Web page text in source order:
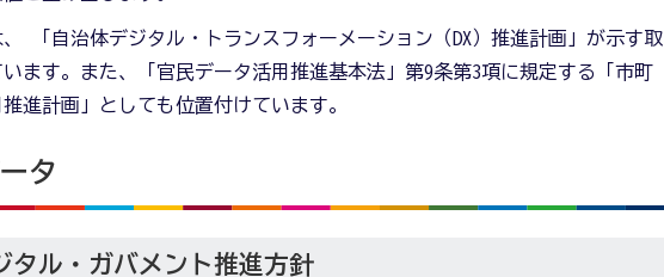
「自治体デジタル・トランスフォーメーション（DX）推進計画」が示す取
ます。また、「官民データ活用推進基本法」第9条第3項に規定する「市町
進計画」としても位置付けています。
タ
タル・ガバメント推進方針